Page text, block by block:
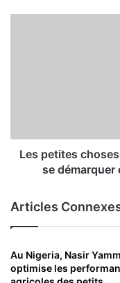
Les petites
se
Articles
Au Nigeria, Nasir
optimise les